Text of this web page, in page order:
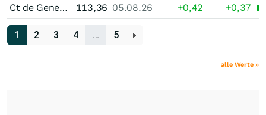
Ct de Geneve 2,00 % bis 11/41
113,36 05.08.26 +0,42 +0,37
1 2 3 4 … 5
alle Werte »